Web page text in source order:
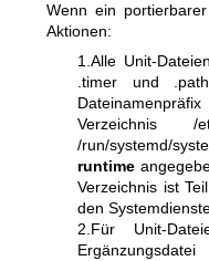
Wenn ein
Aktionen:
1.Alle Unit-
.timer und
Verzeichnis /
/run/systemd/
runtime
Verzeichnis ist
den
2.Für Unit-